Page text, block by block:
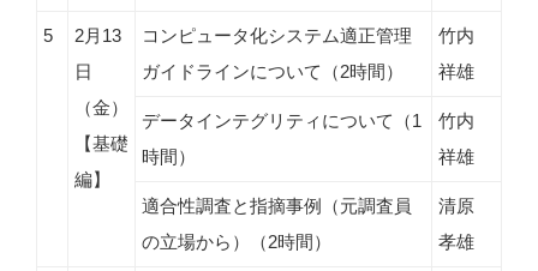
5
2月13
日
（金）
【基礎
編】
コンピュータ化システム適正管理
ガイドラインについて（2時間）
竹内
祥雄
データインテグリティについて（1
時間）
竹内
祥雄
適合性調査と指摘事例（元調査員
の立場から）（2時間）
清原
孝雄